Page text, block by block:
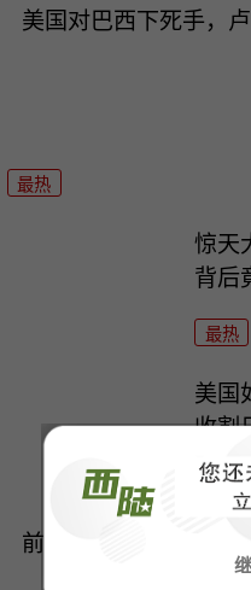
美国对巴西下死手，
最热
惊天
背后
最热
美国
收割
最热
前方在打仗，后方在“